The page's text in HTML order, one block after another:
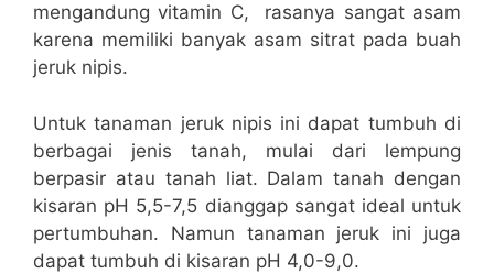
mengandung vitamin C, rasanya sangat asam
karena memiliki banyak asam sitrat pada buah
jeruk nipis.
Untuk tanaman jeruk nipis ini dapat tumbuh di
berbagai jenis tanah, mulai dari lempung
berpasir atau tanah liat. Dalam tanah dengan
kisaran pH 5,5-7,5 dianggap sangat ideal untuk
pertumbuhan. Namun tanaman jeruk ini juga
dapat tumbuh di kisaran pH 4,0-9,0.